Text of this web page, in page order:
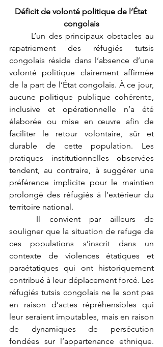
Déficit de volonté politique de l’État
congolais
rapatriement des réfugiés tutsis
congolais réside dans l’absence d’une
volonté politique clairement affirmée
de la part de l’État congolais. À ce jour,
aucune politique publique cohérente,
inclusive et opérationnelle n’a été
élaborée ou mise en œuvre afin de
faciliter le retour volontaire, sûr et
durable de cette population. Les
pratiques institutionnelles observées
tendent, au contraire, à suggérer une
préférence implicite pour le maintien
prolongé des réfugiés à l’extérieur du
territoire national.
souligner que la situation de refuge de
ces populations s’inscrit dans un
contexte de violences étatiques et
paraétatiques qui ont historiquement
contribué à leur déplacement forcé. Les
réfugiés tutsis congolais ne le sont pas
en raison d’actes répréhensibles qui
leur seraient imputables, mais en raison
de dynamiques de persécution
fondées sur l’appartenance ethnique.